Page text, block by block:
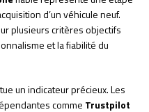
d’un véhicule neuf.
plusieurs critères objectifs
et la fiabilité du
un indicateur précieux. Les
comme Trustpilot